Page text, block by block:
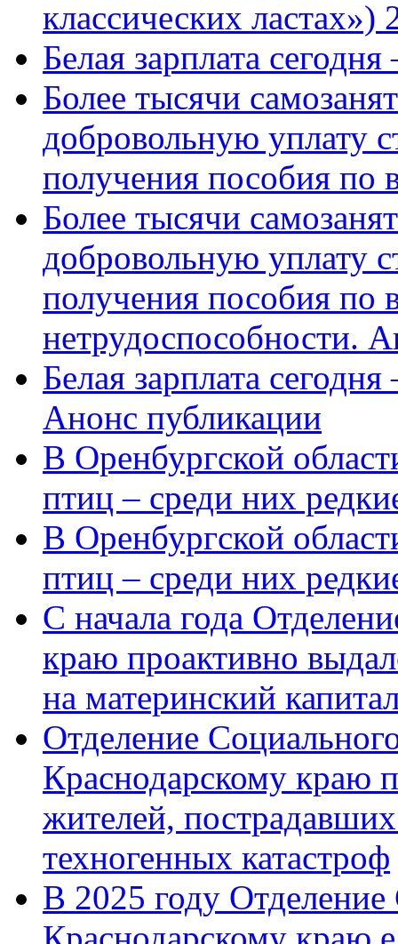
классических ластах»)
Белая зарплата
Более тысячи
добровольную уплату
получения пособия по
Более тысячи
добровольную уплату
получения пособия по
нетрудоспособности.
Белая зарплата
Анонс публикации
В Оренбургской
птиц – среди них
В Оренбургской
птиц – среди них
С начала года
краю проактивно
на материнский
Отделение
Краснодарскому краю
жителей,
техногенных катастроф
В 2025 году